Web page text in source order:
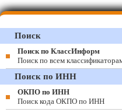
Поиск
Поиск по КлассИнформ
Поиск по всем
Поиск по ИНН
ОКПО по ИНН
Поиск кода ОКПО по ИНН